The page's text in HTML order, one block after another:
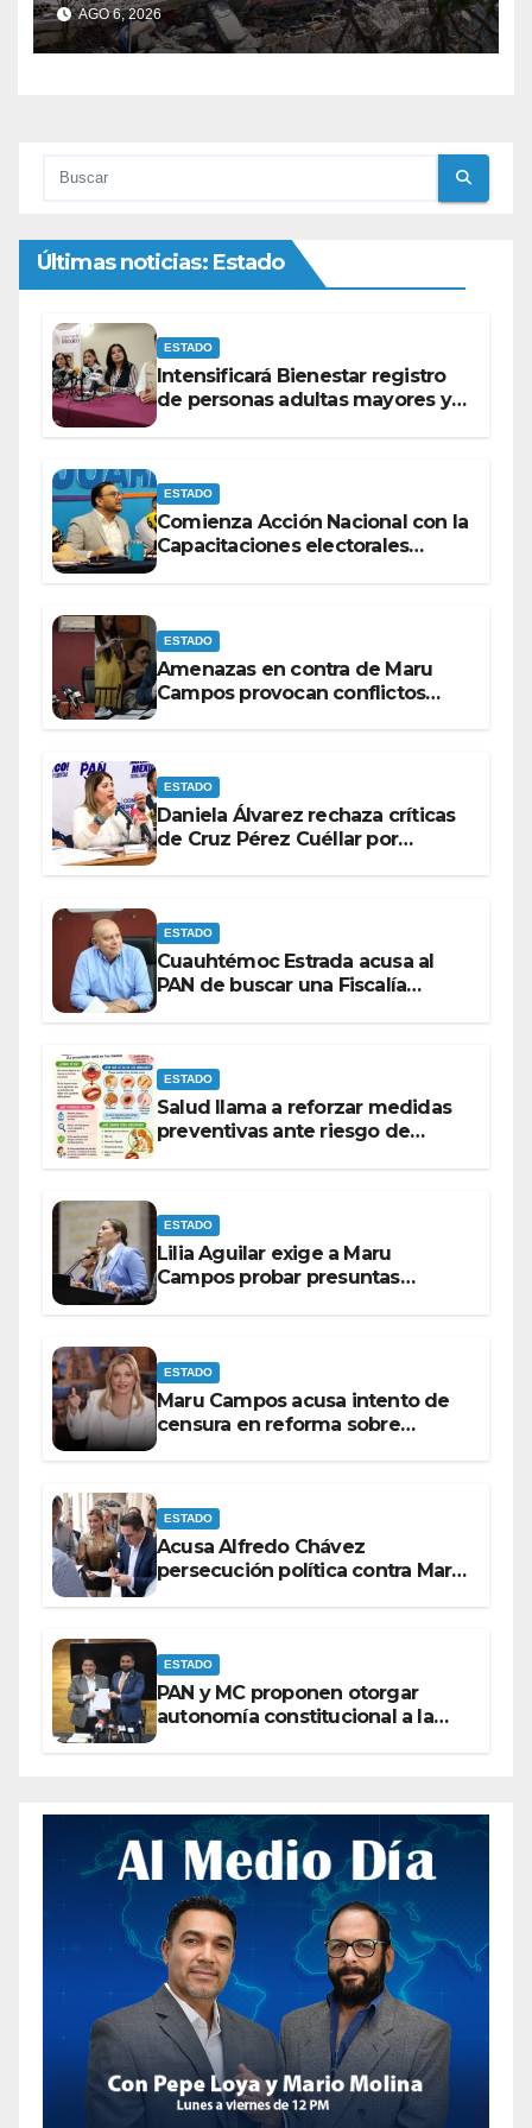
al fuego
AGO 6, 2026
Últimas noticias: Estado
ESTADO
Intensificará Bienestar registro
de personas adultas mayores y
ESTADO
Comienza Acción Nacional con la
Capacitaciones electorales
ESTADO
Amenazas en contra de Maru
Campos provocan conflictos
ESTADO
Daniela Álvarez rechaza críticas
de Cruz Pérez Cuéllar por
ESTADO
Cuauhtémoc Estrada acusa al
PAN de buscar una Fiscalía
ESTADO
Salud llama a reforzar medidas
preventivas ante riesgo de
ESTADO
Lilia Aguilar exige a Maru
Campos probar presuntas
ESTADO
Maru Campos acusa intento de
censura en reforma sobre
ESTADO
Acusa Alfredo Chávez
persecución política contra Maru
ESTADO
PAN y MC proponen otorgar
autonomía constitucional a la